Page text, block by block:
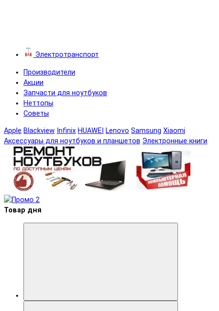
Электротранспорт
Производители
Акции
Запчасти для ноутбуков
Неттопы
Советы
Apple Blackview Infinix HUAWEI Lenovo Samsung Xiaomi
Аксессуары для ноутбуков и планшетов Электронные книги
Товар дня